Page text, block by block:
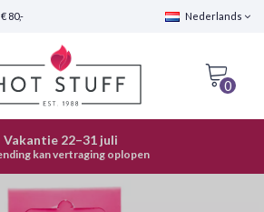
80,- Nederlands
0
Verzending (24 uur)
Vakantie 22–31 juli
kan vertraging oplopen